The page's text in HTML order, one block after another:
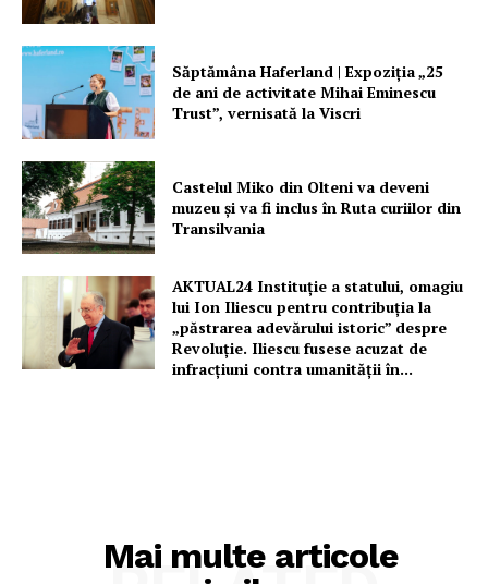
Săptămâna Haferland | Expoziţia „25
de ani de activitate Mihai Eminescu
Trust”, vernisată la Viscri
Castelul Miko din Olteni va deveni
muzeu şi va fi inclus în Ruta curiilor din
Transilvania
AKTUAL24 Instituție a statului, omagiu
lui Ion Iliescu pentru contribuția la
„păstrarea adevărului istoric” despre
Revoluție. Iliescu fusese acuzat de
infracțiuni contra umanității în...
Mai multe articole